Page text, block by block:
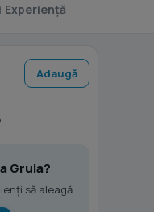
Experiență
Adaugă
Gruia?
să aleagă.